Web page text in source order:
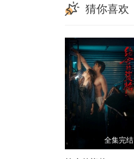
猜你喜欢
全集完结